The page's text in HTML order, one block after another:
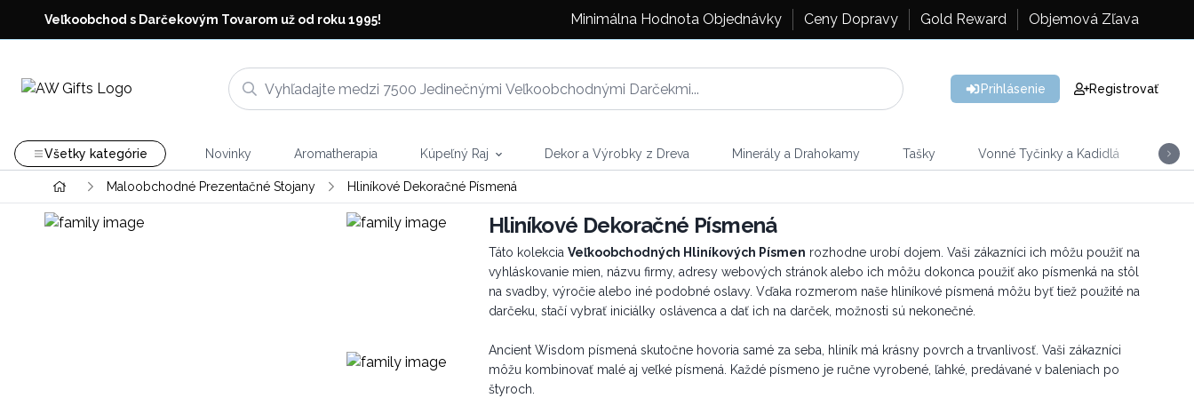
Veľkoobchod s Darčekovým Tovarom už od roku 1995! Minimálna Hodnota Objednávky Ceny Dopravy Gold Reward Objemová Zľava
Prihlásenie Registrovať
Všetky kategórie Novinky Aromatherapia Kúpeľný Raj Dekor a Výrobky z Dreva Minerály a Drahokamy Tašky Vonné Tyčinky a Kadidlá
Maloobchodné Prezentačné Stojany Hliníkové Dekoračné Písmená
Hliníkové Dekoračné Písmená
Táto kolekcia Veľkoobchodných Hliníkových Písmen rozhodne urobí dojem. Vaši zákazníci ich môžu použiť na
vyhláskovanie mien, názvu firmy, adresy webových stránok alebo ich môžu dokonca použiť ako písmenká na stôl
na svadby, výročie alebo iné podobné oslavy. Vďaka rozmerom naše hliníkové písmená môžu byť tiež použité na
darčeku, stačí vybrať iniciálky oslávenca a dať ich na darček, možnosti sú nekonečné.
Ancient Wisdom písmená skutočne hovoria samé za seba, hliník má krásny povrch a trvanlivosť. Vaši zákazníci
môžu kombinovať malé aj veľké písmená. Každé písmeno je ručne vyrobené, ľahké, predávané v baleniach po
štyroch.